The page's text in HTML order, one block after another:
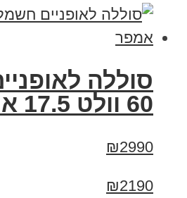
סוללה
60 וולט 17.5 אמפר
₪2990
₪2190